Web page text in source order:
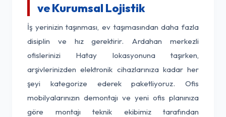
ve Kurumsal Lojistik
İş yerinizin taşınması, ev taşımasından daha fazla
disiplin ve hız gerektirir. Ardahan merkezli
ofislerinizi Hatay lokasyonuna taşırken,
arşivlerinizden elektronik cihazlarınıza kadar her
şeyi kategorize ederek paketliyoruz. Ofis
mobilyalarınızın demontajı ve yeni ofis planınıza
göre montajı teknik ekibimiz tarafından